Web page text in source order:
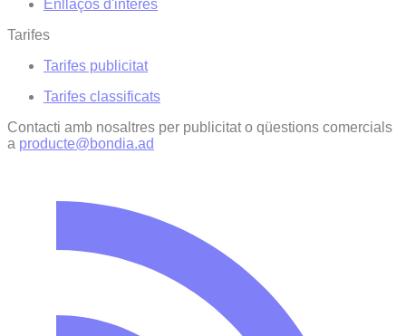
Enllaços d'interés
Tarifes
Tarifes publicitat
Tarifes classificats
Contacti amb nosaltres per publicitat o qüestions comercials
a producte@bondia.ad